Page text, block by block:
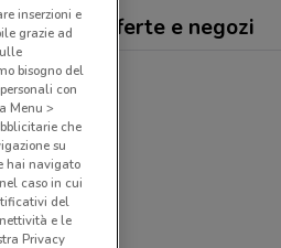
offerte e negozi
inserzioni e
grazie ad
bisogno del
con
Menu >
che
su
hai navigato
caso in cui
del
e le
Privacy